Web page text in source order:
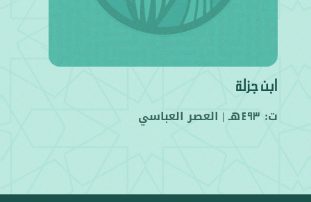
ابن جزلة
ت: 493هـ | العصر العباسي